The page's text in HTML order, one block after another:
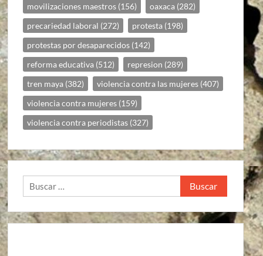
movilizaciones maestros (156) oaxaca (282)
precariedad laboral (272) protesta (198)
protestas por desaparecidos (142)
reforma educativa (512) represion (289)
tren maya (382) violencia contra las mujeres (407)
violencia contra mujeres (159)
violencia contra periodistas (327)
Buscar: